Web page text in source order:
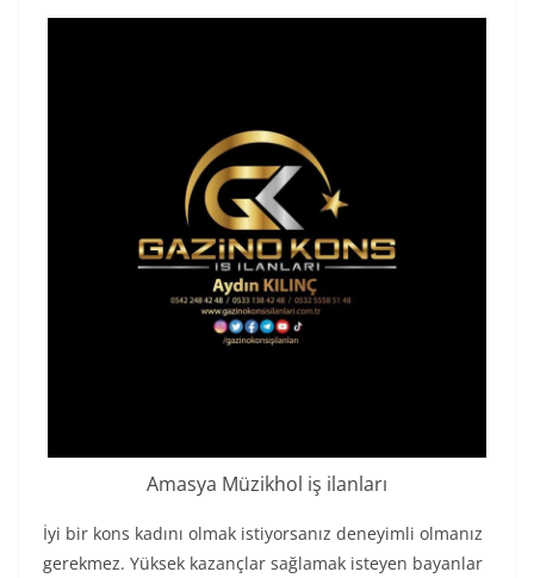
Amasya Müzikhol iş ilanları
İyi bir kons kadını olmak istiyorsanız deneyimli olmanız
gerekmez. Yüksek kazançlar sağlamak isteyen bayanlar